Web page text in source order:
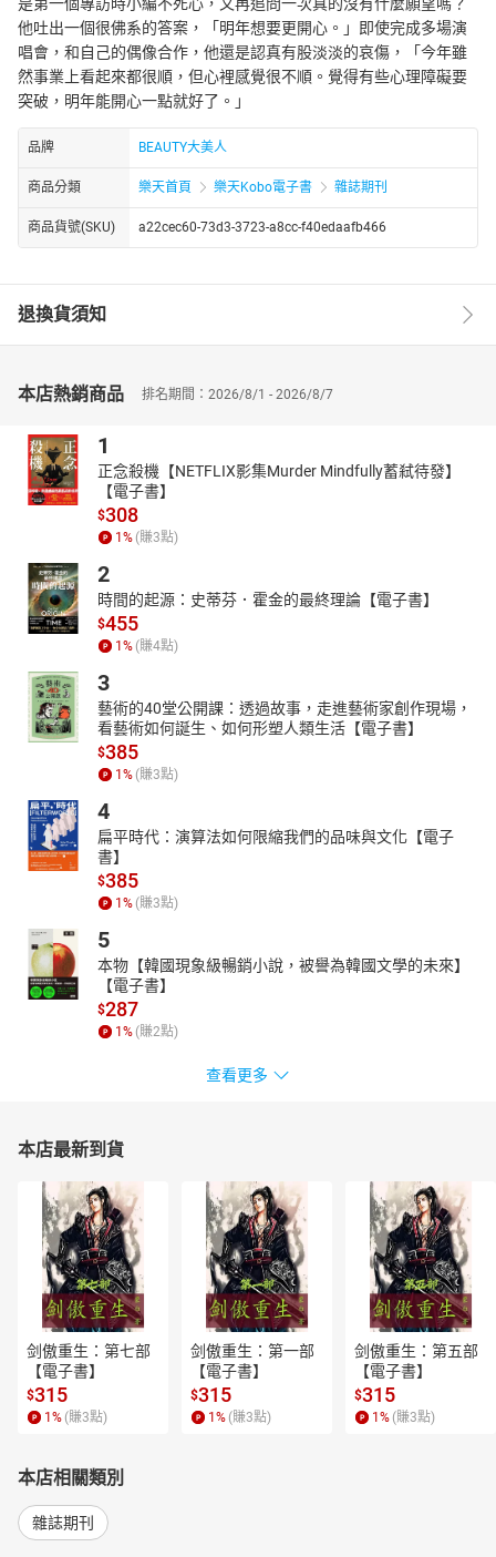
他吐出一個很佛系的答案，「明年想要更開心。」即使完成多場演
唱會，和自己的偶像合作，他還是認真有股淡淡的哀傷，「今年雖
然事業上看起來都很順，但心裡感覺很不順。覺得有些心理障礙要
突破，明年能開心一點就好了。」
品牌 BEAUTY大美人
商品分類 樂天首頁 樂天Kobo電子書 雜誌期刊
商品貨號(SKU) a22cec60-73d3-3723-a8cc-f40edaafb466
退換貨須知
本店熱銷商品 排名期間：2026/8/1 - 2026/8/7
1
正念殺機【NETFLIX影集Murder Mindfully蓄弒待發】
【電子書】
$308
1% (賺3點)
2
時間的起源：史蒂芬．霍金的最終理論【電子書】
$455
1% (賺4點)
3
藝術的40堂公開課：透過故事，走進藝術家創作現場，
看藝術如何誕生、如何形塑人類生活【電子書】
$385
1% (賺3點)
4
扁平時代：演算法如何限縮我們的品味與文化【電子
書】
$385
1% (賺3點)
5
本物【韓國現象級暢銷小說，被譽為韓國文學的未來】
【電子書】
$287
1% (賺2點)
查看更多
本店最新到貨
剑傲重生：第七部
【電子書】
$315
1 % (賺3點)
剑傲重生：第一部
【電子書】
$315
1 % (賺3點)
剑傲重生：第五部
【電子書】
$315
1 % (賺3點)
本店相關類別
雜誌期刊